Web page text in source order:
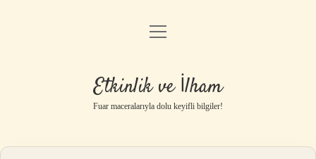
Anasayfa
Gizlilik Politikası
Yasal Uyarı
menüyü
Etkinlik ve İlham
Fuar maceralarıyla dolu keyifli bilgiler!